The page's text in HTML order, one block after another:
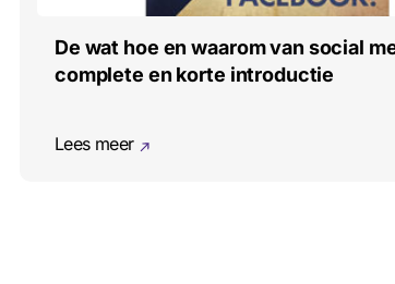
De wat hoe en waarom van social
complete en korte introductie
Lees meer